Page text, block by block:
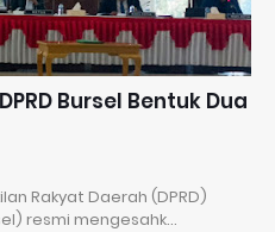
Bursel Bentuk Dua
Rakyat Daerah (DPRD)
resmi mengesahk…